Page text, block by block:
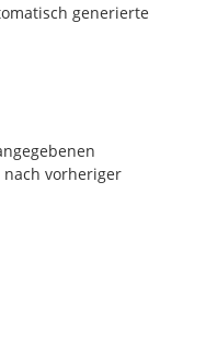
generierte
nach vorheriger